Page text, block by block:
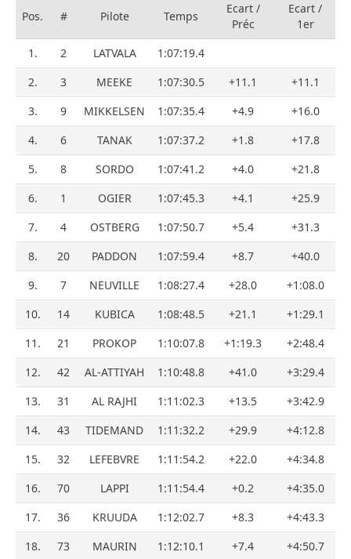
Pos. # Pilote Temps
Ecart /
Préc
Ecart /
1er
1.
2 LATVALA
1:07:19.4
2.
3 MEEKE 1:07:30.5 +11.1
+11.1
3.
9 MIKKELSEN 1:07:35.4 +4.9
+16.0
4.
6 TANAK 1:07:37.2 +1.8
+17.8
5.
8 SORDO 1:07:41.2 +4.0
+21.8
6.
1 OGIER 1:07:45.3 +4.1
+25.9
7.
4 OSTBERG 1:07:50.7 +5.4
+31.3
8.
20 PADDON 1:07:59.4 +8.7
+40.0
9.
7 NEUVILLE 1:08:27.4 +28.0
+1:08.0
10.
14 KUBICA 1:08:48.5 +21.1
+1:29.1
11.
21 PROKOP 1:10:07.8 +1:19.3
+2:48.4
12.
42 AL-ATTIYAH 1:10:48.8 +41.0
+3:29.4
13.
31 AL RAJHI 1:11:02.3 +13.5
+3:42.9
14.
43 TIDEMAND 1:11:32.2 +29.9
+4:12.8
15.
32 LEFEBVRE 1:11:54.2 +22.0
+4:34.8
16.
70 LAPPI 1:11:54.4 +0.2
+4:35.0
17.
36 KRUUDA 1:12:02.7 +8.3
+4:43.3
18.
73 MAURIN 1:12:10.1 +7.4
+4:50.7